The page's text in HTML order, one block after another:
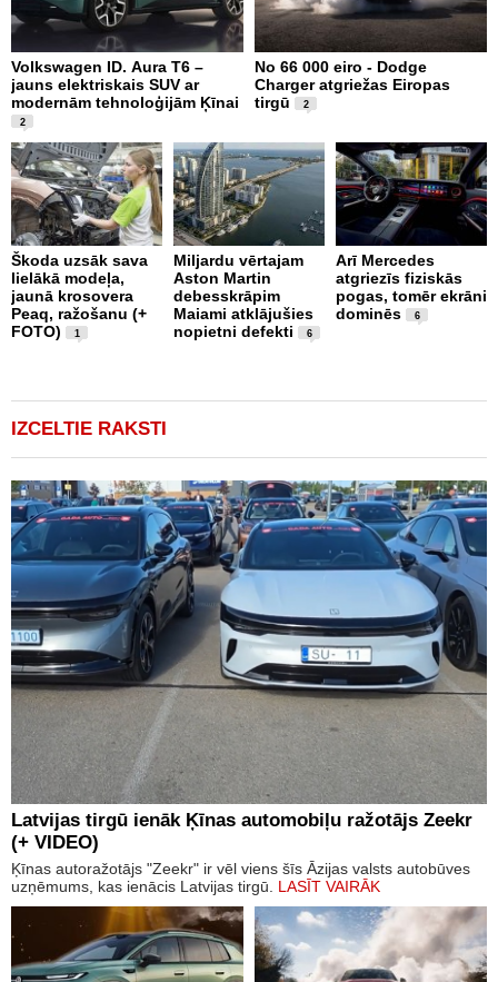
Volkswagen ID. Aura T6 –
jauns elektriskais SUV ar
modernām tehnoloģijām Ķīnai
2
No 66 000 eiro - Dodge
Charger atgriežas Eiropas
tirgū
2
Škoda uzsāk sava
lielākā modeļa,
jaunā krosovera
Peaq, ražošanu (+
FOTO)
1
Miljardu vērtajam
Aston Martin
debesskrāpim
Maiami atklājušies
nopietni defekti
6
Arī Mercedes
atgriezīs fiziskās
pogas, tomēr ekrāni
dominēs
6
IZCELTIE RAKSTI
Latvijas tirgū ienāk Ķīnas automobiļu ražotājs Zeekr
(+ VIDEO)
Ķīnas autoražotājs "Zeekr" ir vēl viens šīs Āzijas valsts autobūves
uzņēmums, kas ienācis Latvijas tirgū. LASĪT VAIRĀK